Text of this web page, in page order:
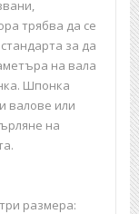
трябва да се
за да
на вала
Шпонка
валове или
на
размера: